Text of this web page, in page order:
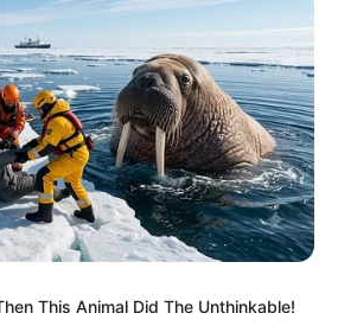
Burg, die 1174 erstmals
am Ende des Dreißigjährigen
wurde. Informationen unterde.wikip
Windeck (Sieg).
- Oberhalb von Bad Hönningen
Schlossanlage, die aus einer
Burg hervorging und wegen ihrer
Türen und zwölf Türme auch als
Jahres bezeichnet wird.
This Animal Did The Unthinkable!